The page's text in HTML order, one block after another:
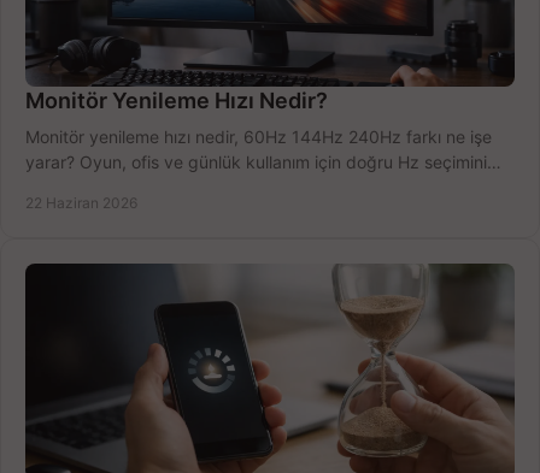
Monitör Yenileme Hızı Nedir?
Monitör yenileme hızı nedir, 60Hz 144Hz 240Hz farkı ne işe
yarar? Oyun, ofis ve günlük kullanım için doğru Hz seçimini
22 Haziran 2026